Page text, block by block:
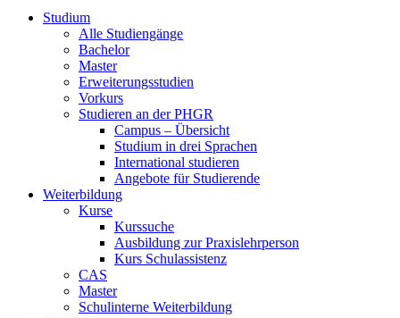
Studium
Alle Studiengänge
Bachelor
Master
Erweiterungsstudien
Vorkurs
Studieren an der PHGR
Campus – Übersicht
Studium in drei Sprachen
International studieren
Angebote für Studierende
Weiterbildung
Kurse
Kurssuche
Ausbildung zur Praxislehrperson
Kurs Schulassistenz
CAS
Master
Schulinterne Weiterbildung